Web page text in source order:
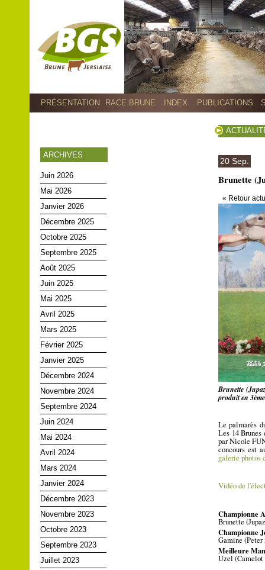
PRÉSENTATION RACE BRUNE INDEX PUBLICATIONS
ARCHIVES
Juin 2026
Mai 2026
Janvier 2026
Décembre 2025
Octobre 2025
Septembre 2025
Août 2025
Juin 2025
Mai 2025
Avril 2025
Mars 2025
Février 2025
Janvier 2025
Décembre 2024
Novembre 2024
Septembre 2024
Juin 2024
Mai 2024
Avril 2024
Mars 2024
Janvier 2024
Décembre 2023
Novembre 2023
Octobre 2023
Septembre 2023
Juillet 2023
20 Sep.
Brunette
« Retour
Brunette
produit en
Le palmarès
Les 14 Brunes
par Nicole
concours est
galerie photos
Vidéo de
Championne
Brunette
Championne
Gamine
Meilleure
Uzel (Camelot